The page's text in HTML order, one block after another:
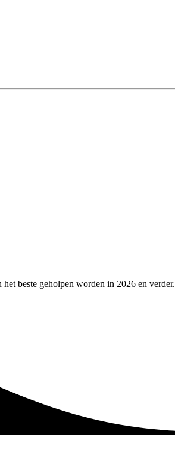
het beste geholpen worden in 2026 en verder.